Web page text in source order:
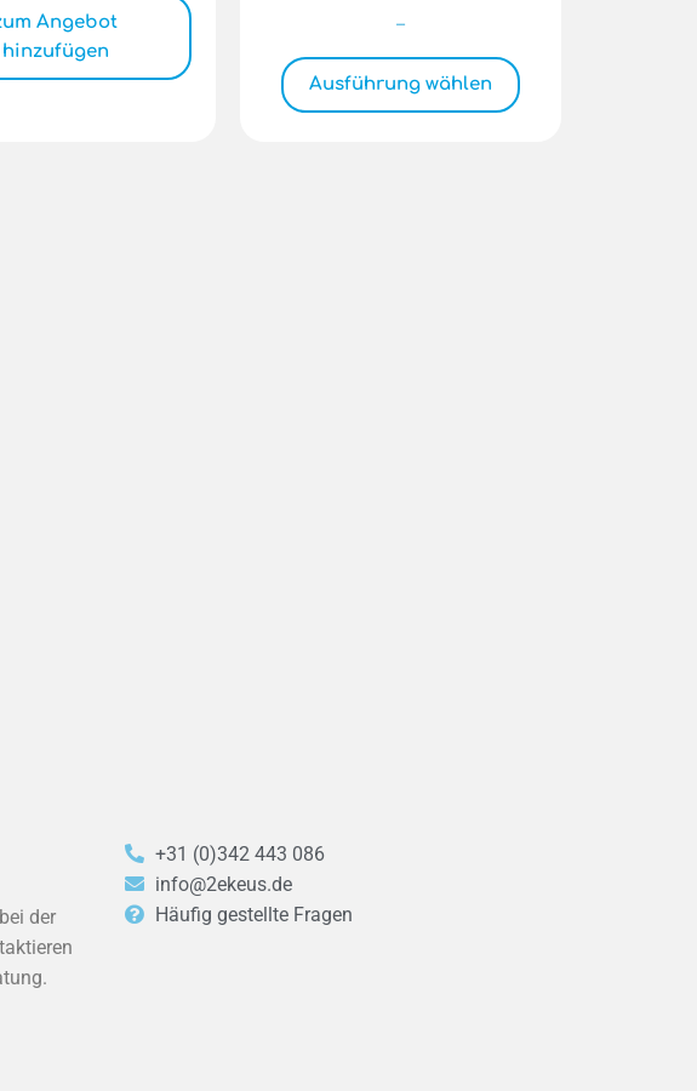
Angebot
hinzufügen
–
Ausführung wählen
der
+31 (0)342 443 086
info@2ekeus.de
Häufig gestellte Fragen